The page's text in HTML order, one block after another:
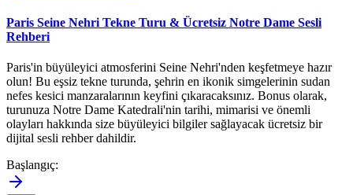
Paris Seine Nehri Tekne Turu & Ücretsiz Notre Dame Sesli
Rehberi
Paris'in büyüleyici atmosferini Seine Nehri'nden keşfetmeye hazır
olun! Bu eşsiz tekne turunda, şehrin en ikonik simgelerinin sudan
nefes kesici manzaralarının keyfini çıkaracaksınız. Bonus olarak,
turunuza Notre Dame Katedrali'nin tarihi, mimarisi ve önemli
olayları hakkında size büyüleyici bilgiler sağlayacak ücretsiz bir
dijital sesli rehber dahildir.
Başlangıç: